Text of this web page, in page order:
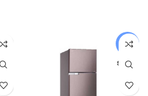
-7%
SOLD